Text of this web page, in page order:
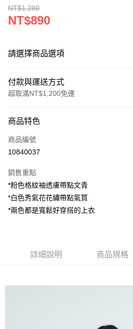
NT$1,280
NT$890
請選擇商品選項
付款與運送方式
超取滿NT$1,200免運
信用卡一次付款
超商取貨付款
Apple Pay
街口支付
相關說明
【「AFTEE先享後付」結帳流程】
每筆NT$80，滿NT$1,200(含以上)免運費
商品特色
商品編號
10840037
銷售重點
*粉色格紋袖透膚帶點文青
*白色秀氣花花繡帶點氣質
*兩色都是寬鬆好穿搭的上衣
詳細說明 商品規格